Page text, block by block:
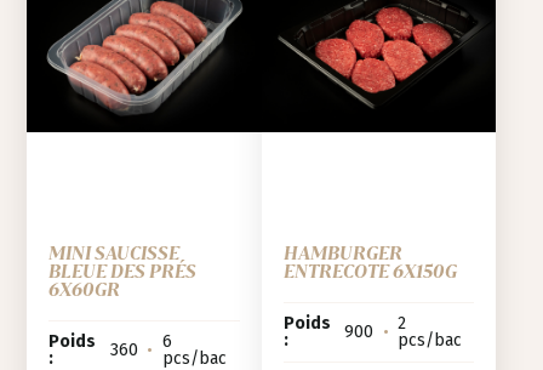
MINI SAUCISSE
BLEUE DES PRÉS
6X60GR
Poids
:
360 • 6
pcs/bac
HAMBURGER
ENTRECOTE 6X150G
Poids
:
900 • 2
pcs/bac